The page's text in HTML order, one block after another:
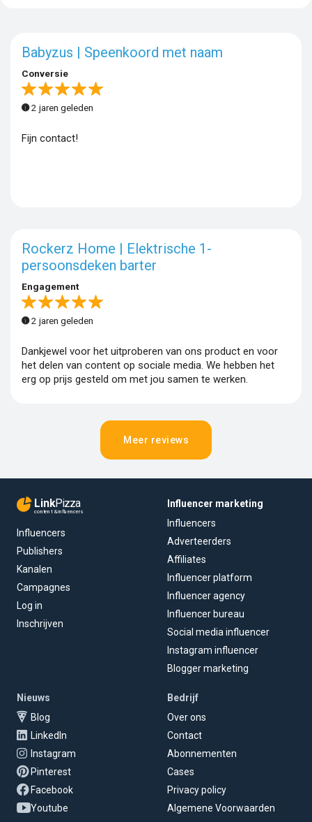
Babyzus | Speenkoord met naam
Conversie
2 jaren geleden
Fijn contact!
Rockerz Home | Elektrische 1-
persoonsdeken barter
Engagement
2 jaren geleden
Dankjewel voor het uitproberen van ons product en voor
het delen van content op sociale media. We hebben het
erg op prijs gesteld om met jou samen te werken.
Meer reviews
LinkPizza
content & influencers
Influencers
Publishers
Kanalen
Campagnes
Log in
Inschrijven
Influencer marketing
Influencers
Adverteerders
Affiliates
Influencer platform
Influencer agency
Influencer bureau
Social media influencer
Instagram influencer
Blogger marketing
Nieuws
Blog
LinkedIn
Instagram
Pinterest
Facebook
Youtube
Bedrijf
Over ons
Contact
Abonnementen
Cases
Privacy policy
Algemene Voorwaarden